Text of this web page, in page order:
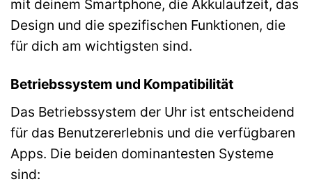
mit deinem Smartphone, die Akkulaufzeit, das
Design und die spezifischen Funktionen, die
für dich am wichtigsten sind.
Betriebssystem und Kompatibilität
Das Betriebssystem der Uhr ist entscheidend
für das Benutzererlebnis und die verfügbaren
Apps. Die beiden dominantesten Systeme
sind: